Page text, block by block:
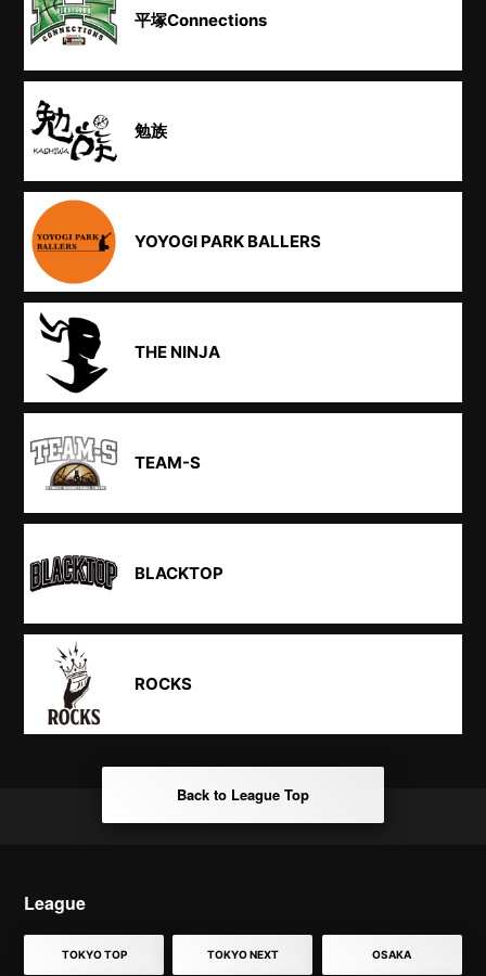
平塚Connections
勉族
YOYOGI PARK BALLERS
THE NINJA
TEAM-S
BLACKTOP
ROCKS
Back to League Top
League
TOKYO TOP TOKYO NEXT OSAKA